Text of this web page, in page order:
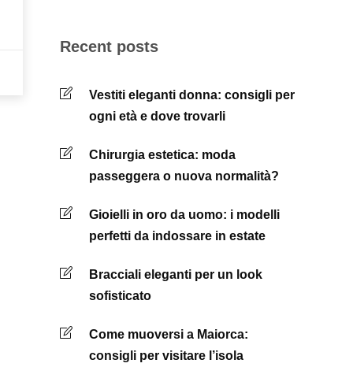
Recent posts
Vestiti eleganti donna: consigli per
ogni età e dove trovarli
Chirurgia estetica: moda
passeggera o nuova normalità?
Gioielli in oro da uomo: i modelli
perfetti da indossare in estate
Bracciali eleganti per un look
sofisticato
Come muoversi a Maiorca:
consigli per visitare l’isola